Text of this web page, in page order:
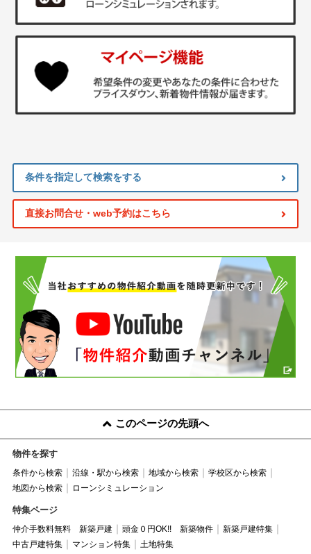
条件を指定して検索をする
直接お問合せ・web予約はこちら
このページの先頭へ
物件を探す
条件から検索 沿線・駅から検索 地域から検索
学校区から検索
地図から検索
ローンシミュレーション
特集ページ
仲介手数料無料 新築戸建 頭金０円OK!! 新築物件
新築戸建特集
中古戸建特集
マンション特集 土地特集